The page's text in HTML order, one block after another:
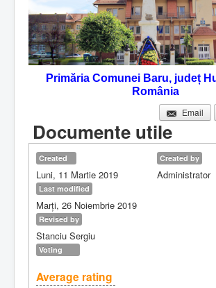
Despre noi
Noutăţi
Contact
Servicii Online
Primăria Comunei Baru, județ
România
Email
Documente utile
Created
Luni, 11 Martie 2019
Created by
Administrator
Last modified
Marți, 26 Noiembrie 2019
Revised by
Stanciu Sergiu
Voting
Average rating